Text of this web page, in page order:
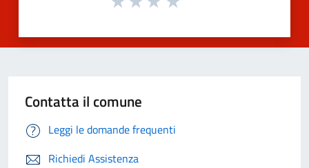
Contatta il comune
Leggi le domande frequenti
Richiedi Assistenza